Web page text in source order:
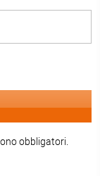
obbligatori.